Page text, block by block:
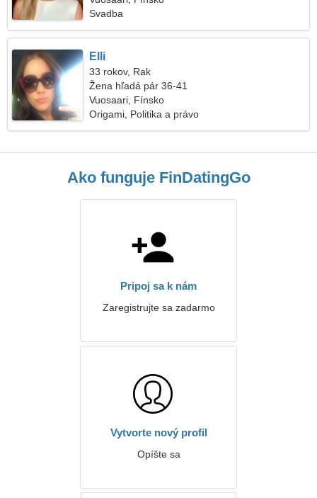
Svadba
Elli
33 rokov, Rak
Žena hľadá pár 36-41
Vuosaari, Fínsko
Origami, Politika a právo
Ako funguje FinDatingGo
Pripoj sa k nám
Zaregistrujte sa zadarmo
Vytvorte nový profil
Opíšte sa